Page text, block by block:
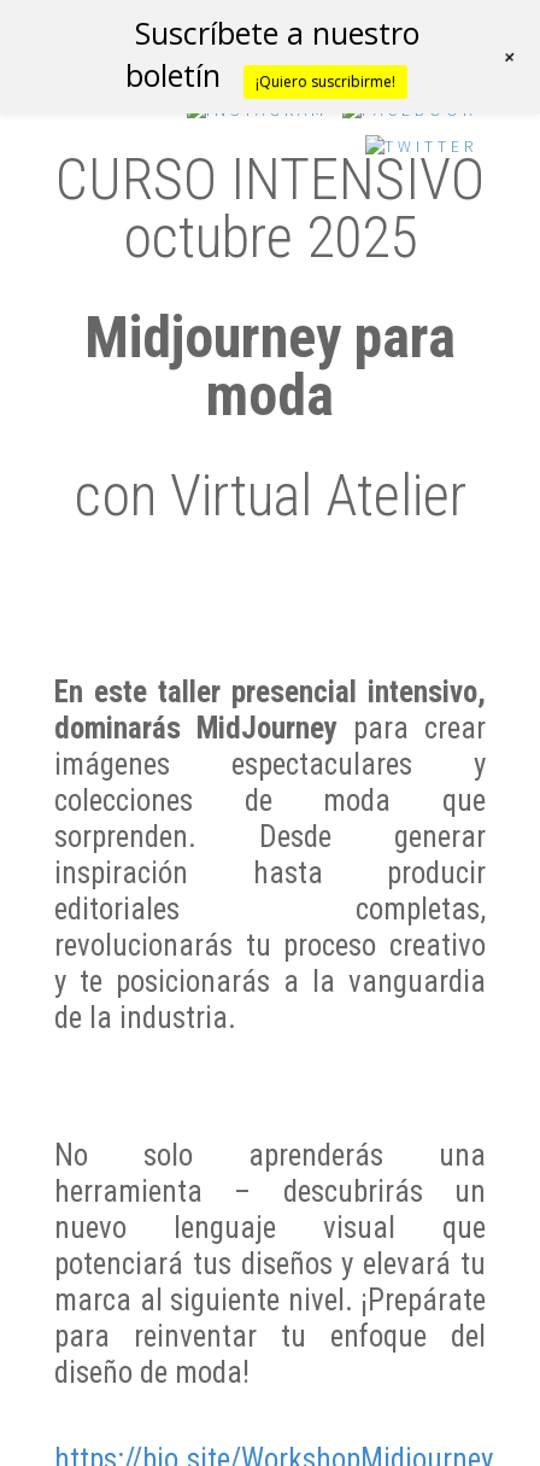
CURSO INTENSIVO
octubre 2025
Midjourney para
moda
con Virtual Atelier
En este taller presencial intensivo,
dominarás MidJourney para crear
imágenes espectaculares y
colecciones de moda que
sorprenden. Desde generar
inspiración hasta producir
editoriales completas,
revolucionarás tu proceso creativo
y te posicionarás a la vanguardia
de la industria.
No solo aprenderás una
herramienta – descubrirás un
nuevo lenguaje visual que
potenciará tus diseños y elevará tu
marca al siguiente nivel. ¡Prepárate
para reinventar tu enfoque del
diseño de moda!
Suscríbete a nuestro
boletín
¡Quiero suscribirme!
+